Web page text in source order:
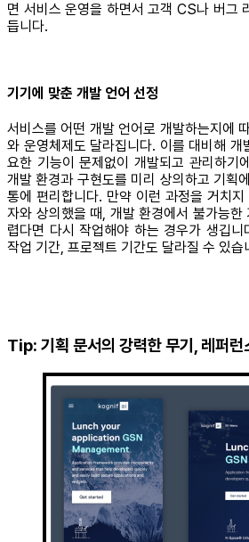
면 서비스 운영을 하면서 고객 CS나 버그
듭니다.
기기에 맞춘 개발 언어 선정
서비스를 어떤 개발 언어로 개발하는지에
와 운영체제도 달라집니다. 이를 대비해 개
요한 기능이 문제없이 개발되고 관리하기
개발 환경과 구현도를 미리 상의하고 기획
통에 편리합니다. 만약 이런 과정을 거치
자와 상의했을 때, 개발 환경에서 불가능한
렵다면 다시 작업해야 하는 경우가 생깁
작업 기간, 프로젝트 기간도 달라질 수 있습
Tip: 기획 문서의 강력한 무기, 레퍼런